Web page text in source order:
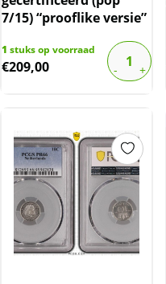
7/15) “prooflike versie”
1 stuks op voorraad
€209,00